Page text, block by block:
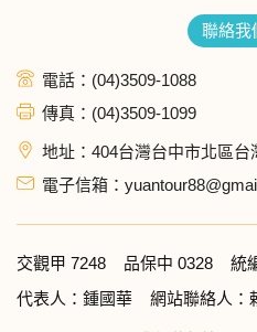
電話：(04)3509-1088
傳真：(04)3509-1099
地址：404台灣台中市北區台
電子信箱：
聯絡我
交觀甲 7248 品保中 0328
統
代表人：鍾國華
網站聯絡人：